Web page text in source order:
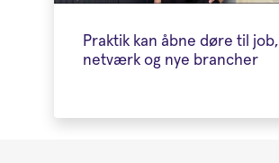
Praktik kan åbne døre til job,
netværk og nye brancher